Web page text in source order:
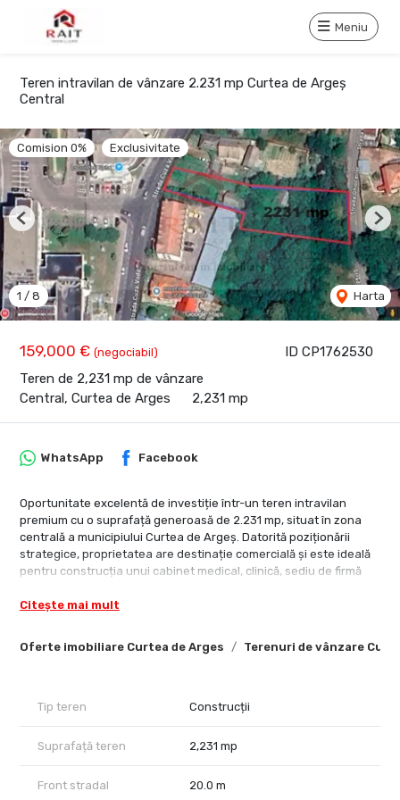
Meniu
Teren intravilan de vânzare 2.231 mp Curtea de Argeș
Central
ID CP1762530
159,000 € (negociabil)
Teren de 2,231 mp de vânzare
Central, Curtea de Arges
2,231 mp
Comision 0% Exclusivitate
1 / 8 Harta
Previous
Oferte imobiliare Curtea de Arges Terenuri de vânzare
WhatsApp Facebook
Oportunitate excelentă de investiție într-un teren intravilan
premium cu o suprafață generoasă de 2.231 mp, situat în zona
centrală a municipiului Curtea de Argeș. Datorită poziționării
strategice, proprietatea are destinație comercială și este ideală
pentru construcția unui cabinet medical, clinică, sediu de firmă
beneficiază de un acces facil, fiind situat la șosea și având
Caracteristici tehnice și avantaje:
Deschidere stradală: Front dublu de 20 de metri, cu acces direct
Construcție existentă: Pe teren se află o mică construcție cu o
suprafață de 21 mp
Curtea de Argeș
Citește mai mult
Tip teren Construcții
Suprafață teren 2,231 mp
Front stradal 20.0 m